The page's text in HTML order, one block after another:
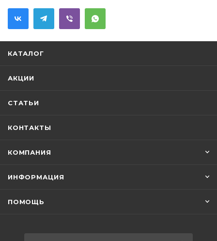
скандинавского интерьера.ВНИМАНИЕ: В
КОМПЛЕКТАЦИЮ ДАННОГО АРТИКУЛА
КАТАЛОГ
АКЦИИ
СТАТЬИ
КОНТАКТЫ
КОМПАНИЯ
ИНФОРМАЦИЯ
ПОМОЩЬ